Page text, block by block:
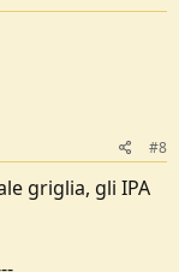
#8
griglia, gli IPA